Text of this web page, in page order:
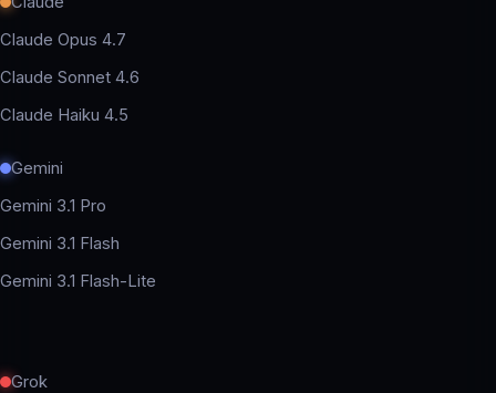
Claude Opus 4.7
Claude Sonnet 4.6
Claude Haiku 4.5
Gemini
Gemini 3.1 Pro
Gemini 3.1 Flash
Gemini 3.1 Flash-Lite
Grok